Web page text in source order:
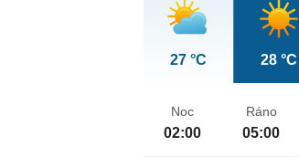
27 °C 28 °C
Noc
02:00
Ráno
05:00